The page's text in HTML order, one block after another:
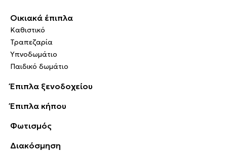
Οικιακά έπιπλα
Καθιστικό
Τραπεζαρία
Υπνοδωμάτιο
Παιδικό δωμάτιο
Έπιπλα ξενοδοχείου
Έπιπλα κήπου
Φωτισμός
Διακόσμηση